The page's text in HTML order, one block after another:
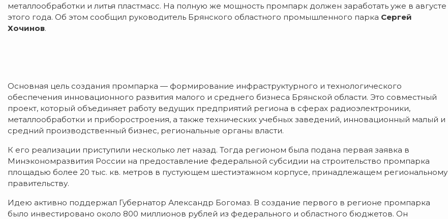
металлообработки и литья пластмасс. На полную же мощность промпарк должен заработать уже в августе
этого года. Об этом сообщил руководитель Брянского областного промышленного парка Сергей
Хочинов.
Основная цель создания промпарка — формирование инфраструктурного и технологического
обеспечения инновационного развития малого и среднего бизнеса Брянской области. Это совместный
проект, который объединяет работу ведущих предприятий региона в сферах радиоэлектроники,
металлообработки и приборостроения, а также технических учебных заведений, инновационный малый и
средний производственный бизнес, региональные органы власти.
К его реализации приступили несколько лет назад. Тогда регионом была подана первая заявка в
Минэкономразвития России на предоставление федеральной субсидии на строительство промпарка
площадью более 20 тыс. кв. метров в пустующем шестиэтажном корпусе, принадлежащем региональному
правительству.
Идею активно поддержал Губернатор Александр Богомаз. В создание первого в регионе промпарка
было инвестировано около 800 миллионов рублей из федерального и областного бюджетов. Он